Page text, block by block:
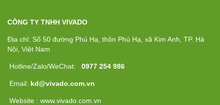
CÔNG TY TNHH VIVADO
Địa chỉ: Số 50 đường Phú Hạ, thôn Phú Hạ, xã Kim Anh, TP. Hà
Nội, Việt Nam
Hotline/Zalo/WeChat: 0977 254 986
Email: kd@vivado.com.vn
Website : www.vivado.com.vn